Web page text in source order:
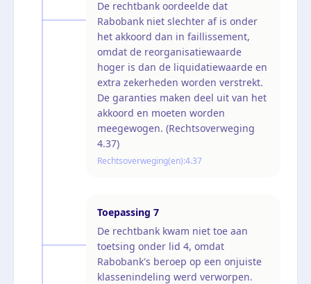
De rechtbank oordeelde dat
Rabobank niet slechter af is onder
het akkoord dan in faillissement,
omdat de reorganisatiewaarde
hoger is dan de liquidatiewaarde en
extra zekerheden worden verstrekt.
De garanties maken deel uit van het
akkoord en moeten worden
meegewogen. (Rechtsoverweging
4.37)
Rechtsoverweging(en):4.37
Toepassing 7
De rechtbank kwam niet toe aan
toetsing onder lid 4, omdat
Rabobank's beroep op een onjuiste
klassenindeling werd verworpen.